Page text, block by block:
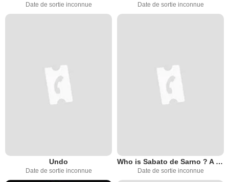
Date de sortie inconnue Date de sortie inconnue
Undo
Date de sortie inconnue
Who is Sabato de Sarno ? A Gucci Story
Date de sortie inconnue